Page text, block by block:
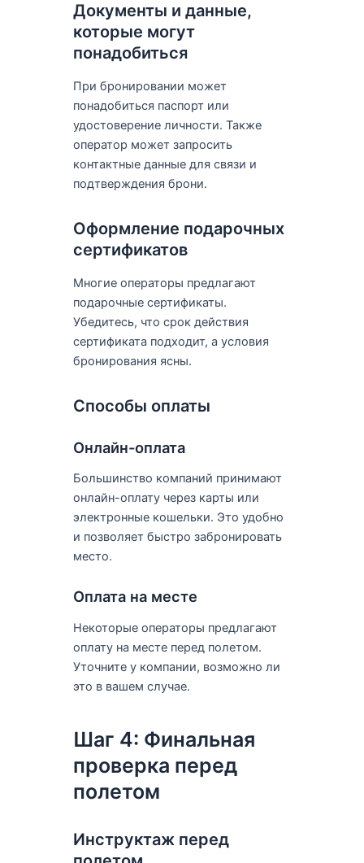
Документы и данные,
которые могут
понадобиться
При бронировании может
понадобиться паспорт или
удостоверение личности. Также
оператор может запросить
контактные данные для связи и
подтверждения брони.
Оформление подарочных
сертификатов
Многие операторы предлагают
подарочные сертификаты.
Убедитесь, что срок действия
сертификата подходит, а условия
бронирования ясны.
Способы оплаты
Онлайн-оплата
Большинство компаний принимают
онлайн-оплату через карты или
электронные кошельки. Это удобно
и позволяет быстро забронировать
место.
Оплата на месте
Некоторые операторы предлагают
оплату на месте перед полетом.
Уточните у компании, возможно ли
это в вашем случае.
Шаг 4: Финальная
проверка перед
полетом
Инструктаж перед